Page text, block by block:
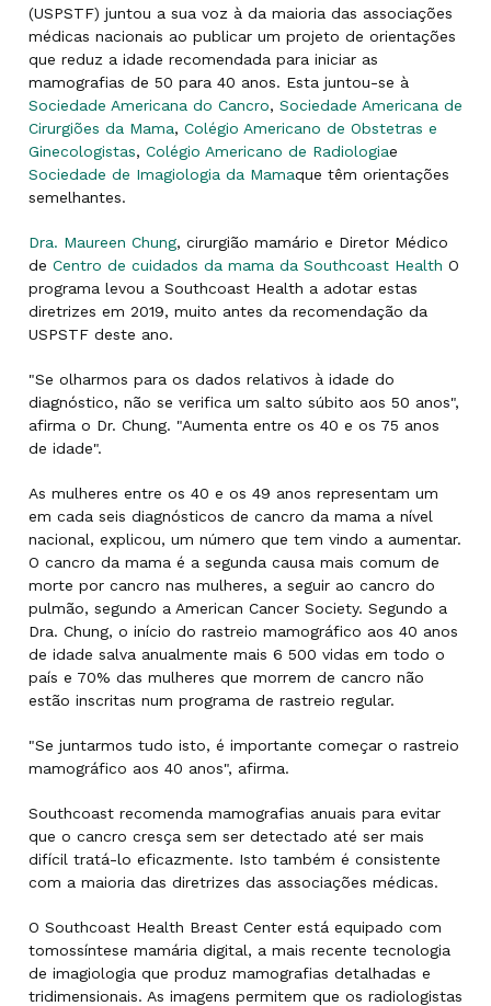
(USPSTF) juntou a sua voz à da maioria das associações
médicas nacionais ao publicar um projeto de orientações
que reduz a idade recomendada para iniciar as
mamografias de 50 para 40 anos. Esta juntou-se à
Sociedade Americana do Cancro, Sociedade Americana de
Cirurgiões da Mama, Colégio Americano de Obstetras e
Ginecologistas, Colégio Americano de Radiologiae
Sociedade de Imagiologia da Mamaque têm orientações
semelhantes.
Dra. Maureen Chung, cirurgião mamário e Diretor Médico
de Centro de cuidados da mama da Southcoast Health O
programa levou a Southcoast Health a adotar estas
diretrizes em 2019, muito antes da recomendação da
USPSTF deste ano.
"Se olharmos para os dados relativos à idade do
diagnóstico, não se verifica um salto súbito aos 50 anos",
afirma o Dr. Chung. "Aumenta entre os 40 e os 75 anos
de idade".
As mulheres entre os 40 e os 49 anos representam um
em cada seis diagnósticos de cancro da mama a nível
nacional, explicou, um número que tem vindo a aumentar.
O cancro da mama é a segunda causa mais comum de
morte por cancro nas mulheres, a seguir ao cancro do
pulmão, segundo a American Cancer Society. Segundo a
Dra. Chung, o início do rastreio mamográfico aos 40 anos
de idade salva anualmente mais 6 500 vidas em todo o
país e 70% das mulheres que morrem de cancro não
estão inscritas num programa de rastreio regular.
"Se juntarmos tudo isto, é importante começar o rastreio
mamográfico aos 40 anos", afirma.
Southcoast recomenda mamografias anuais para evitar
que o cancro cresça sem ser detectado até ser mais
difícil tratá-lo eficazmente. Isto também é consistente
com a maioria das diretrizes das associações médicas.
O Southcoast Health Breast Center está equipado com
tomossíntese mamária digital, a mais recente tecnologia
de imagiologia que produz mamografias detalhadas e
tridimensionais. As imagens permitem que os radiologistas